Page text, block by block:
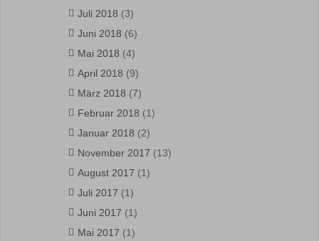
Juli 2018 (3)
Juni 2018 (6)
Mai 2018 (4)
April 2018 (9)
März 2018 (7)
Februar 2018 (1)
Januar 2018 (2)
November 2017 (13)
August 2017 (1)
Juli 2017 (1)
Juni 2017 (1)
Mai 2017 (1)